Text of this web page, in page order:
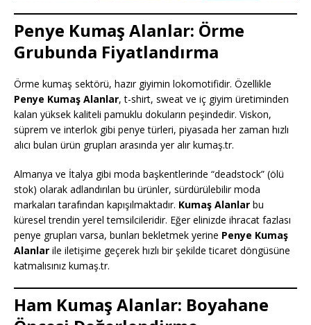
Penye Kumaş Alanlar: Örme
Grubunda Fiyatlandırma
Örme kumaş sektörü, hazır giyimin lokomotifidir. Özellikle
Penye Kumaş Alanlar, t-shirt, sweat ve iç giyim üretiminden
kalan yüksek kaliteli pamuklu dokuların peşindedir. Viskon,
süprem ve interlok gibi penye türleri, piyasada her zaman hızlı
alıcı bulan ürün grupları arasında yer alır kumaş.tr.
Almanya ve İtalya gibi moda başkentlerinde “deadstock” (ölü
stok) olarak adlandırılan bu ürünler, sürdürülebilir moda
markaları tarafından kapışılmaktadır. Kumaş Alanlar bu
küresel trendin yerel temsilcileridir. Eğer elinizde ihracat fazlası
penye grupları varsa, bunları bekletmek yerine Penye Kumaş
Alanlar ile iletişime geçerek hızlı bir şekilde ticaret döngüsüne
katmalısınız kumaş.tr.
Ham Kumaş Alanlar: Boyahane